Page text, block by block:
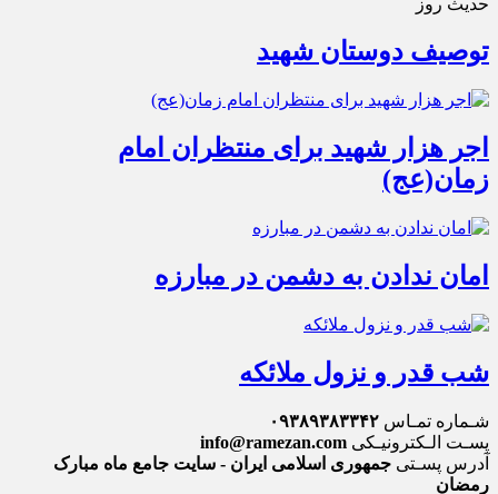
توصیف دوستان شهید
اجر هزار شهید برای منتظران امام
زمان(عج)
امان ندادن به دشمن در مبارزه
شب قدر و نزول ملائکه
شـماره تمـاس ۰۹۳۸۹۳۸۳۳۴۲
پسـت الـکترونیـکی info@ramezan.com
آدرس پسـتی جمهوری اسلامی ایران - سایت جامع ماه مبارک
رمضان